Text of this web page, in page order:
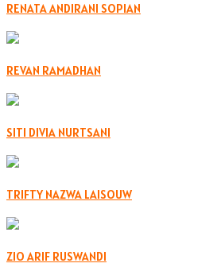
RENATA ANDIRANI SOPIAN
REVAN RAMADHAN
SITI DIVIA NURTSANI
TRIFTY NAZWA LAISOUW
ZIO ARIF RUSWANDI